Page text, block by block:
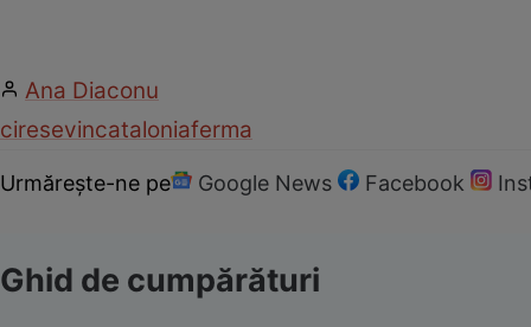
Ana Diaconu
ciresevincataloniaferma
Urmărește-ne pe Google News Facebook
Ghid de cumpărături